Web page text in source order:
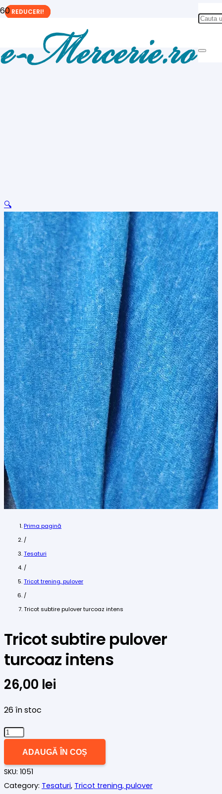
🔍
Prima pagină
/
Tesaturi
/
Tricot trening, pulover
/
Tricot subtire pulover turcoaz intens
Tricot subtire pulover
turcoaz intens
26,00 lei
26 în stoc
Cantitate
pulover
turcoaz
ADAUGĂ ÎN COȘ
SKU: 1051
Category: Tesaturi, Tricot trening, pulover
REDUCERI!
REDUCERI!
REDUCERI!